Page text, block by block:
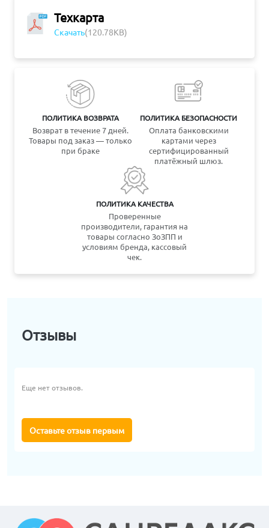
Техкарта
Скачать(120.78KB)
ПОЛИТИКА ВОЗВРАТА
Возврат в течение 7 дней.
Товары под заказ — только
при браке
ПОЛИТИКА БЕЗОПАСНОСТИ
Оплата банковскими
картами через
сертифицированный
платёжный шлюз.
ПОЛИТИКА КАЧЕСТВА
Проверенные
производители, гарантия на
товары согласно ЗоЗПП и
условиям бренда, кассовый
чек.
Отзывы
Еще нет отзывов.
Оставьте отзыв первым